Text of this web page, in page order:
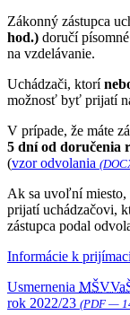
Zákonný zástupca
hod.) doručí
na vzdelávanie.
Uchádzači, ktorí
možnosť byť prijatí
V prípade, že máte
5 dní od doručenia
(vzor odvolania
Ak sa uvoľní
prijatí uchádzačovi,
zástupca podal
Informácie k
Usmernenia
rok 2022/23 (PDF —